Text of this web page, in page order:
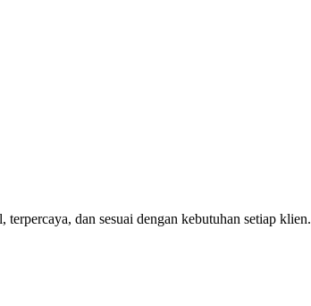
dan sesuai dengan kebutuhan setiap klien.